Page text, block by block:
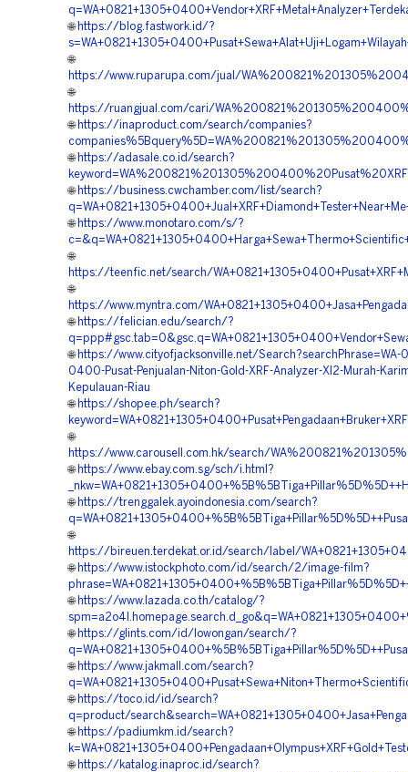
🌐 https://blog.fastwork.id/?
🌐
https://www.ruparupa.com/jual/
🌐
https://ruangjual.com/cari/
🌐 https://inaproduct.com/search/companies?
🌐 https://adasale.co.id/search?
🌐 https://business.cwchamber.com/list/search?
🌐 https://www.monotaro.com/s/?
🌐
https://teenfic.net/search/
🌐
https://www.myntra.com/
🌐 https://felician.edu/search/?
🌐 https://www.cityofjacksonville.net/Search?searchPhrase=WA-
0400-Pusat-Penjualan-Niton-Gold-XRF-Analyzer-Xl2-Murah-
Kepulauan-Riau
🌐 https://shopee.ph/search?
🌐
https://www.carousell.com.hk/search/
🌐 https://www.ebay.com.sg/sch/i.html?
🌐 https://trenggalek.ayoindonesia.com/search?
🌐
https://bireuen.terdekat.or.id/search/label/
🌐 https://www.istockphoto.com/id/search/2/image-film?
🌐 https://www.lazada.co.th/catalog/?
🌐 https://glints.com/id/lowongan/search/?
🌐 https://www.jakmall.com/search?
🌐 https://toco.id/id/search?
q=product/
🌐 https://padiumkm.id/search?
🌐 https://katalog.inaproc.id/search?